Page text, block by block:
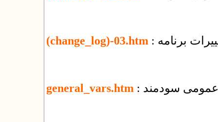
(change_log)-03.htm برنامه
general_vars.htm عمومی سودمند